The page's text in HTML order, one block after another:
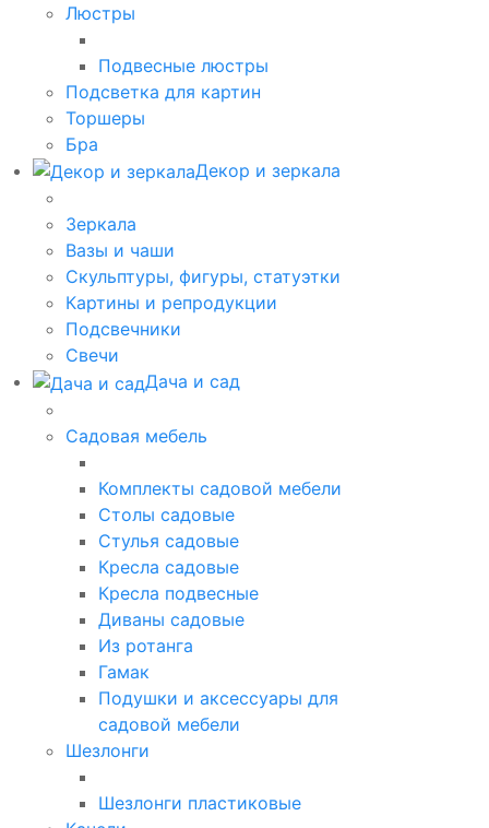
Люстры
Подвесные люстры
Подсветка для картин
Торшеры
Бра
Декор и зеркала
Зеркала
Вазы и чаши
Скульптуры, фигуры, статуэтки
Картины и репродукции
Подсвечники
Свечи
Дача и сад
Садовая мебель
Комплекты садовой мебели
Столы садовые
Стулья садовые
Кресла садовые
Кресла подвесные
Диваны садовые
Из ротанга
Гамак
Подушки и аксессуары для
садовой мебели
Шезлонги
Шезлонги пластиковые